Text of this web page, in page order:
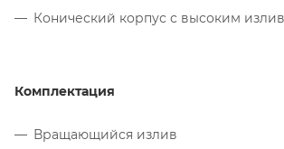
Конический корпус с высоким
Комплектация
Вращающийся излив